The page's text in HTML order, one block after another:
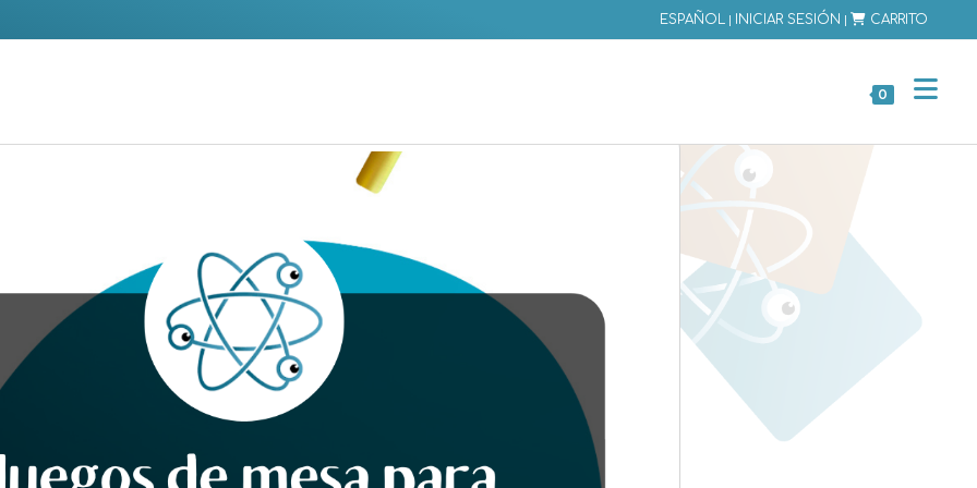
ESPAÑOL | INICIAR SESIÓN | CARRITO
0